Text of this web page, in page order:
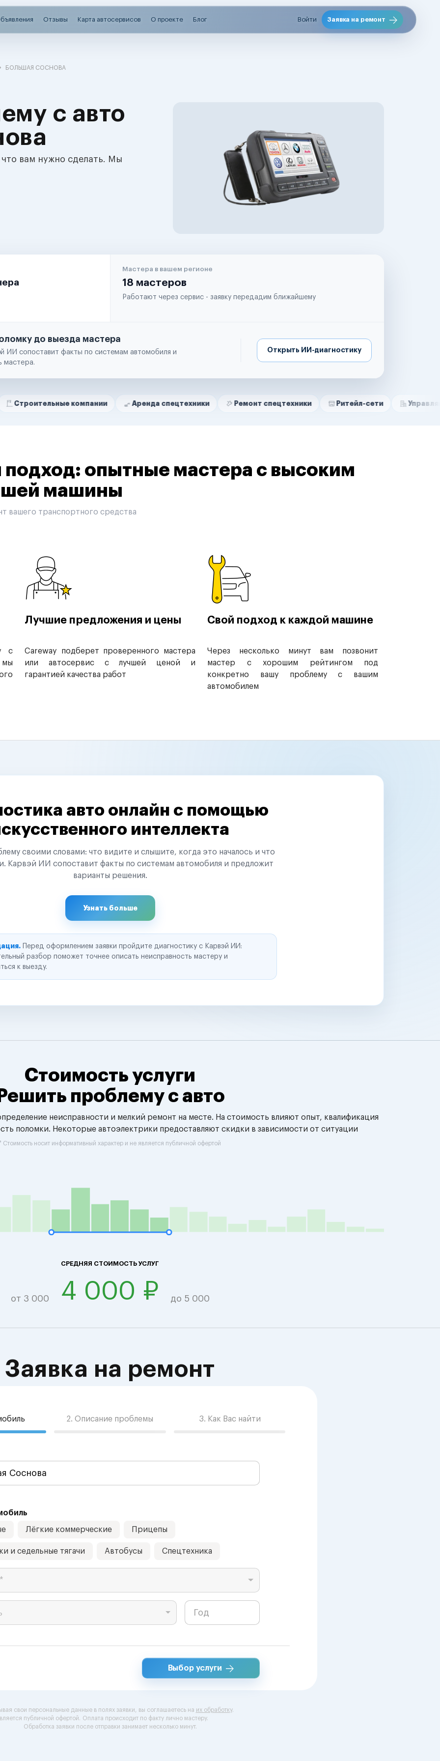
Отзывы Карта автосервисов О проекте Блог Войти Заявка на ремонт
БОЛЬШАЯ СОСНОВА
с авто
вам нужно сделать. Мы
Мастера в вашем регионе
18 мастеров
Работают через сервис - заявку передадим ближайшему
до выезда мастера
ИИ сопоставит факты по системам автомобиля и
мастера.
Открыть ИИ-диагностику
компании Аренда спецтехники Ремонт спецтехники Ритейл-сети Управляющие
опытные мастера с высоким
машины
вашего транспортного средства
с
мы
Лучшие предложения и цены
Careway подберет проверенного мастера
или автосервис с лучшей ценой и
гарантией качества работ
Свой подход к каждой машине
Через несколько минут вам позвонит
мастер с хорошим рейтингом под
конкретно вашу проблему с вашим
автомобилем
авто онлайн с помощью
интеллекта
своими словами: что видите и слышите, когда это началось и что
Карвэй ИИ сопоставит факты по системам автомобиля и предложит
варианты решения.
Узнать больше
Перед оформлением заявки пройдите диагностику с Карвэй ИИ:
разбор поможет точнее описать неисправность мастеру и
к выезду.
Стоимость услуги
Решить проблему с авто
неисправности и мелкий ремонт на месте. На стоимость влияют опыт, квалификация
поломки. Некоторые автоэлектрики предоставляют скидки в зависимости от ситуации
Стоимость носит информативный характер и не является публичной офертой
СРЕДНЯЯ СТОИМОСТЬ УСЛУГ
от 3 000 4 000 ₽ до 5 000
Заявка на ремонт
2. Описание проблемы 3. Как Вас найти
Лёгкие коммерческие Прицепы
и седельные тягачи Автобусы Спецтехника
Выбор услуги
свои персональные данные в полях заявки, вы соглашаетесь на их обработку.
публичной офертой. Оплата происходит по факту лично мастеру.
Обработка заявки после отправки занимает несколько минут.